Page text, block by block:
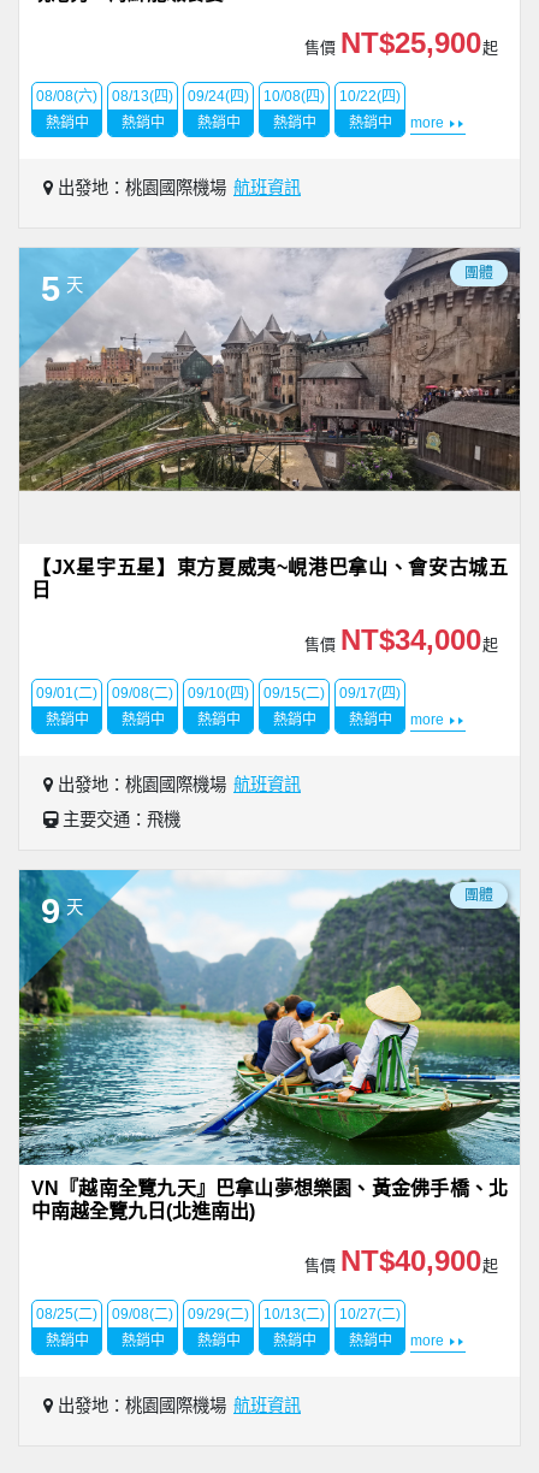
售價 NT$25,900起
08/08(六)
熱銷中
08/13(四)
熱銷中
09/24(四)
熱銷中
10/08(四)
熱銷中
10/22(四)
熱銷中
more
出發地：桃園國際機場 航班資訊
5 天
團體
【JX星宇五星】東方夏威夷~峴港巴拿山、會安古城五
日
售價 NT$34,000起
09/01(二)
熱銷中
09/08(二)
熱銷中
09/10(四)
熱銷中
09/15(二)
熱銷中
09/17(四)
熱銷中
more
出發地：桃園國際機場 航班資訊
主要交通：飛機
9 天
團體
VN『越南全覽九天』巴拿山夢想樂園、黃金佛手橋、北
中南越全覽九日(北進南出)
售價 NT$40,900起
08/25(二)
熱銷中
09/08(二)
熱銷中
09/29(二)
熱銷中
10/13(二)
熱銷中
10/27(二)
熱銷中
more
出發地：桃園國際機場 航班資訊